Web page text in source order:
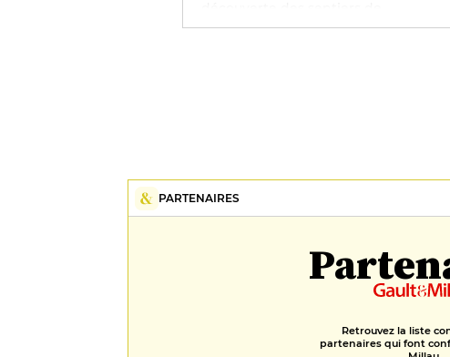
randonnée de la région,
PARTENAIRES
Retrouvez la liste
partenaires qui font